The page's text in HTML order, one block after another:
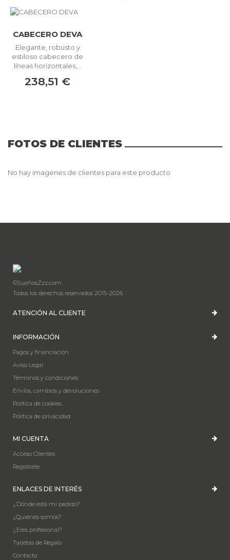
CABECERO DEVA
Elegante, robusto y
estiloso cabecero de
líneas horizontales,...
238,51 €
FOTOS DE CLIENTES
No hay imagenes de clientes para este producto
©SueñosZzz.com
Todos los derechos reservados 2015-2026
ATENCIÓN AL CLIENTE
INFORMACIÓN
Pagos y financiación
Aviso Legal
Términos y condiciones
Envíos, cambios y devoluciones
Política de cookies
Política de privacidad
MI CUENTA
Acceso Clientes
Registrate
ENLACES DE INTERÉS
¿Dónde está mi pedido?
¿Quiénes somos?
¿Eres profesional?
Tarjetas de Regalo
Contacto